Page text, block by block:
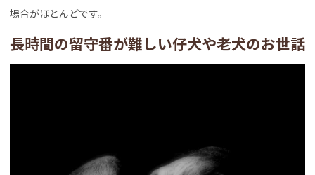
場合がほとんどです。
長時間の留守番が難しい仔犬や老犬のお世話